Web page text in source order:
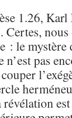
1.26,
Certes,
le mystère
n’est pas